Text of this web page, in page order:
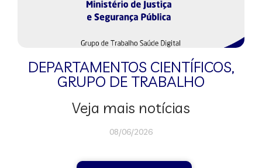
DEPARTAMENTOS CIENTÍFICOS,
GRUPO DE TRABALHO
Veja mais notícias
08/06/2026